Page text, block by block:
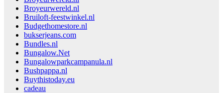
Broyeurwereld.nl
Bruiloft-feestwinkel.nl
Budgethomestore.nl
bukserjeans.com
Bundles.nl
Bungalow.Net
Bungalowparkcampanula.nl
Bushpappa.nl
Buythistoday.eu
cadeau